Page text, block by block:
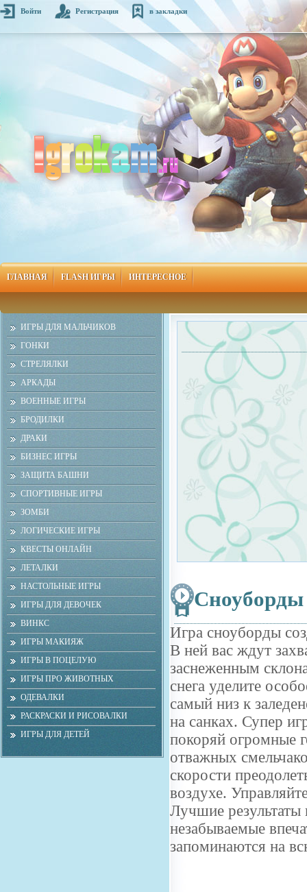
Войти Регистрация в закладки
ГЛАВНАЯ FLASH ИГРЫ ИНТЕРЕСНОЕ
ИГРЫ ДЛЯ МАЛЬЧИКОВ
ГОНКИ
СТРЕЛЯЛКИ
АРКАДЫ
ВОЕННЫЕ ИГРЫ
БРОДИЛКИ
ДРАКИ
БИЗНЕС ИГРЫ
ЗАЩИТА БАШНИ
СПОРТИВНЫЕ ИГРЫ
ЗОМБИ
ЛОГИЧЕСКИЕ ИГРЫ
КВЕСТЫ ОНЛАЙН
ЛЕТАЛКИ
НАСТОЛЬНЫЕ ИГРЫ
ИГРЫ ДЛЯ ДЕВОЧЕК
ВИНКС
ИГРЫ МАКИЯЖ
ИГРЫ В ПОЦЕЛУЮ
ИГРЫ ПРО ЖИВОТНЫХ
ОДЕВАЛКИ
РАСКРАСКИ И РИСОВАЛКИ
ИГРЫ ДЛЯ ДЕТЕЙ
Сноуборды
Игра сноуборды
В ней вас ждут
заснеженным
снега уделите
самый низ к
на санках. Супер
покоряй огромные
отважных
скорости
воздухе.
Лучшие результаты
незабываемые
запоминаются на